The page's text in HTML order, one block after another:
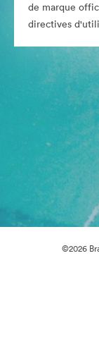
de marque
directives
©2026